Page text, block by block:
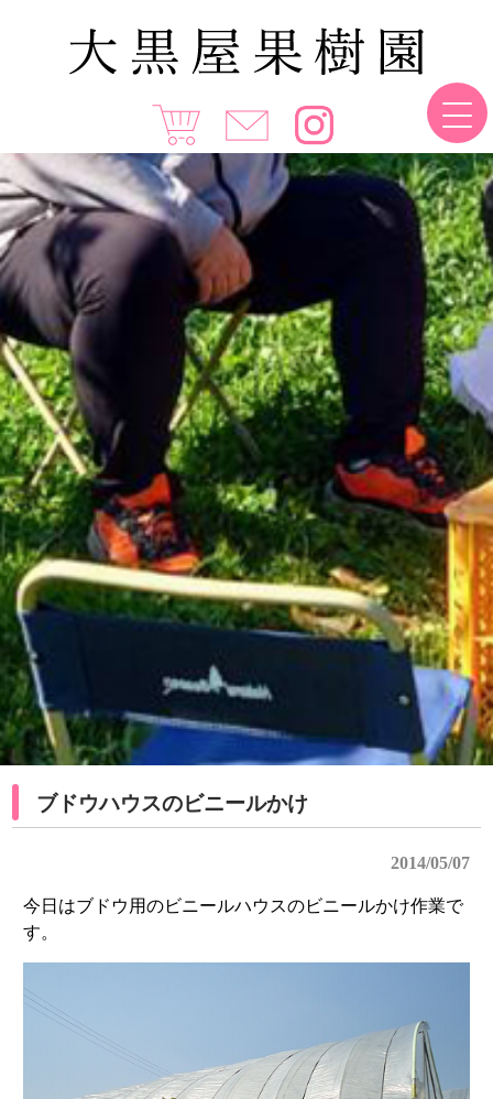
ブドウハウスのビニールかけ
2014/05/07
今日はブドウ用のビニールハウスのビニールかけ作業で
す。